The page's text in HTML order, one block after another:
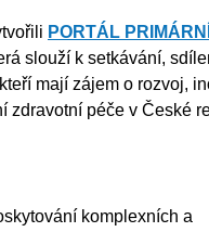
PORTÁL
slouží k setkávání,
mají zájem o rozvoj,
zdravotní péče v České
komplexních a